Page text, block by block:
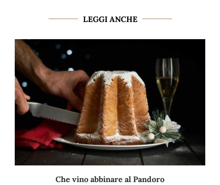
LEGGI ANCHE
Che vino abbinare al Pandoro